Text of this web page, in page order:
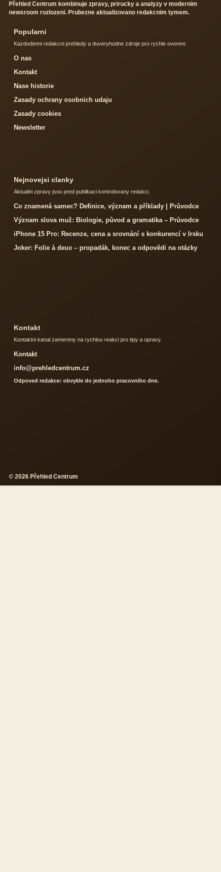
Přehled Centrum kombinuje zpravy, prirucky a analyzy v modernim
newsroom rozlozeni. Prubezne aktualizovano redakcnim tymem.
Popularni
Kazdodenni redakcni prehledy a duveryhodne zdroje pro rychle overeni.
O nas
Kontakt
Nase historie
Zasady ochrany osobnich udaju
Zasady cookies
Newsletter
Nejnovejsi clanky
Aktualni zpravy jsou pred publikaci kontrolovany redakci.
Co znamená samec? Definice, význam a příklady | Průvodce
Význam slova muž: Biologie, původ a gramatika – Průvodce
iPhone 15 Pro: Recenze, cena a srovnání s konkurencí v Irsku
Joker: Folie à deux – propadák, konec a odpovědi na otázky
Kontakt
Kontaktni kanal zamereny na rychlou reakci pro tipy a opravy.
Kontakt
info@prehledcentrum.cz
Odpoved redakce: obvykle do jednoho pracovniho dne.
© 2026 Přehled Centrum